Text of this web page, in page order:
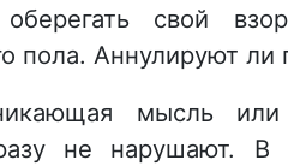
свой
пола. Аннулируют ли
мысль
не нарушают.